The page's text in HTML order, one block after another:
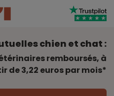
chien et chat :
remboursés, à
de 3,22 euros par mois*